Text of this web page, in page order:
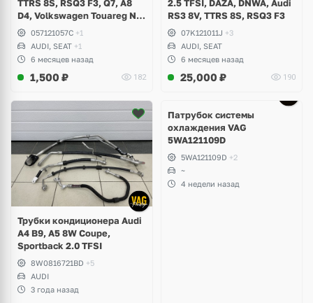
TTRS 8S, RSQ3 F3, Q7, A8
D4, Volkswagen Touareg NF,
Seat Formentor Cupra 2.5
TFSI DAZA, DNWA, CZGB
057121057C +1
AUDI, SEAT +1
6 месяцев назад
1,500 ₽ 182
2.5 TFSI, DAZA, DNWA, Audi
RS3 8V, TTRS 8S, RSQ3 F3
07K121011J +3
AUDI, SEAT
6 месяцев назад
25,000 ₽ 190
Трубки кондиционера Audi
A4 B9, A5 8W Coupe,
Sportback 2.0 TFSI
8W0816721BD +5
AUDI
3 года назад
Патрубок системы
охлаждения VAG
5WA121109D
5WA121109D +2
~
4 недели назад